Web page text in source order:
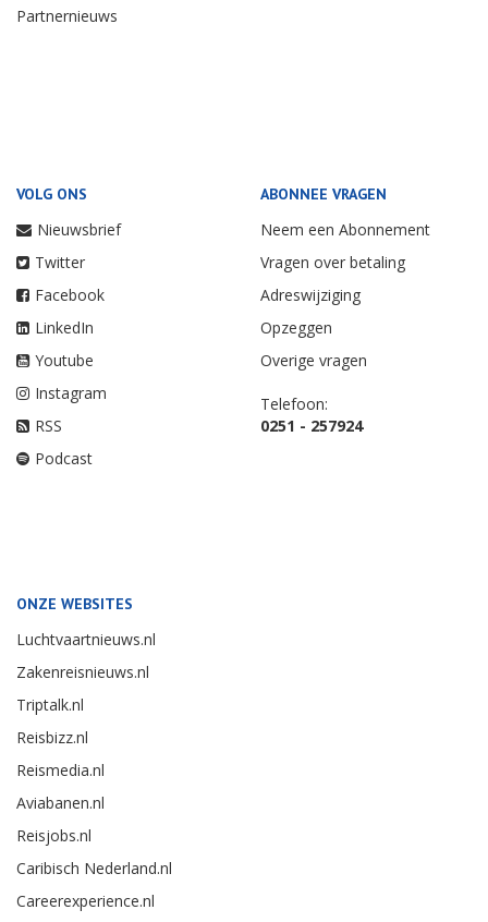
Partnernieuws
VOLG ONS
Nieuwsbrief
Twitter
Facebook
LinkedIn
Youtube
Instagram
RSS
Podcast
ABONNEE VRAGEN
Neem een Abonnement
Vragen over betaling
Adreswijziging
Opzeggen
Overige vragen
Telefoon:
0251 - 257924
ONZE WEBSITES
Luchtvaartnieuws.nl
Zakenreisnieuws.nl
Triptalk.nl
Reisbizz.nl
Reismedia.nl
Aviabanen.nl
Reisjobs.nl
Caribisch Nederland.nl
Careerexperience.nl